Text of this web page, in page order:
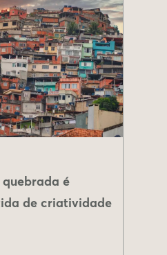
é
de criatividade